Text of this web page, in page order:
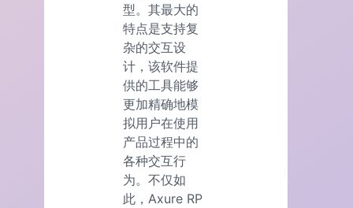
型。其最大的
特点是支持复
杂的交互设
计，该软件提
供的工具能够
更加精确地模
拟用户在使用
产品过程中的
各种交互行
为。不仅如
此，Axure RP